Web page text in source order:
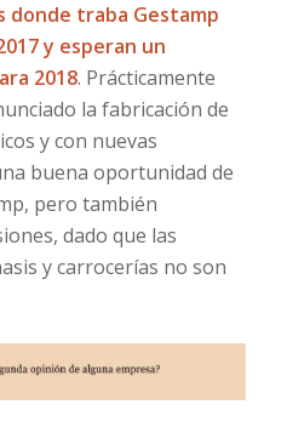
donde traba Gestamp
y esperan un
2018. Prácticamente
la fabricación de
y con nuevas
buena oportunidad de
pero también
dado que las
y carrocerías no son